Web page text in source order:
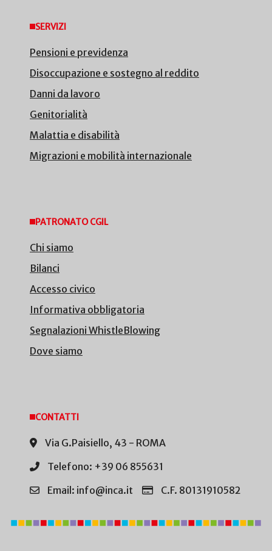
SERVIZI
Pensioni e previdenza
Disoccupazione e sostegno al reddito
Danni da lavoro
Genitorialità
Malattia e disabilità
Migrazioni e mobilità internazionale
PATRONATO CGIL
Chi siamo
Bilanci
Accesso civico
Informativa obbligatoria
Segnalazioni WhistleBlowing
Dove siamo
CONTATTI
Via G.Paisiello, 43 - ROMA
Telefono: +39 06 855631
Email: info@inca.it
C.F. 80131910582